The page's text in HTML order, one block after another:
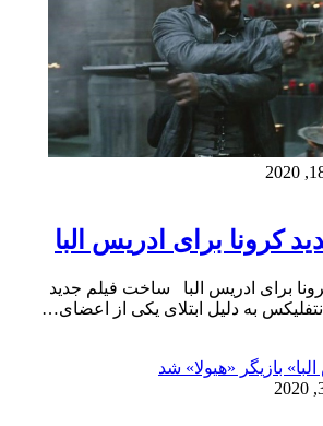
کرونا برای ادریس البا
برای ادریس البا ساخت فیلم جدید
نتفلیکس به دلیل ابتلای یکی از اعضای…